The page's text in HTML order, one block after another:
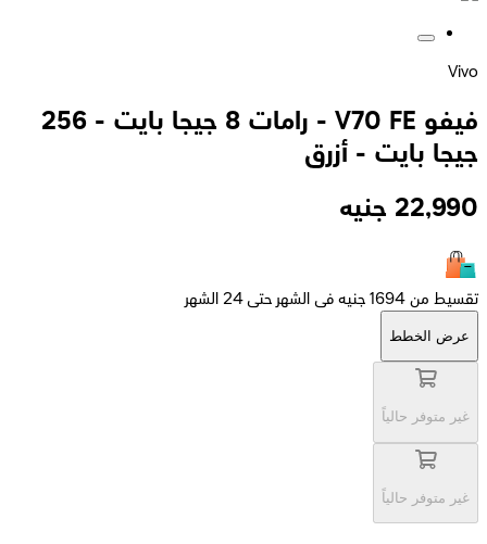
Vivo
فيفو V70 FE - رامات 8 جيجا بايت - 256
جيجا بايت - أزرق
22,990 جنيه
تقسيط من 1694 جنيه فى الشهر حتى 24 الشهر
عرض الخطط
غير متوفر حالياً
غير متوفر حالياً